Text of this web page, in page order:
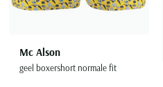
Mc Alson
geel boxershort normale fit